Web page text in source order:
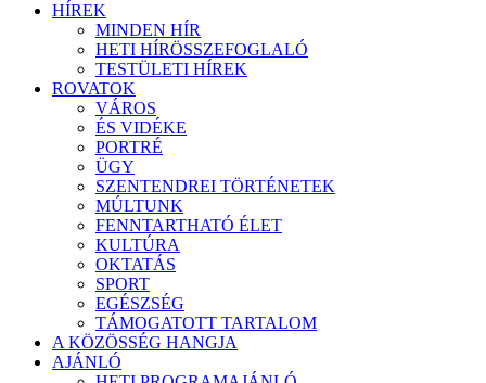
HÍREK
MINDEN HÍR
HETI HÍRÖSSZEFOGLALÓ
TESTÜLETI HÍREK
ROVATOK
VÁROS
ÉS VIDÉKE
PORTRÉ
ÜGY
SZENTENDREI TÖRTÉNETEK
MÚLTUNK
FENNTARTHATÓ ÉLET
KULTÚRA
OKTATÁS
SPORT
EGÉSZSÉG
TÁMOGATOTT TARTALOM
A KÖZÖSSÉG HANGJA
AJÁNLÓ